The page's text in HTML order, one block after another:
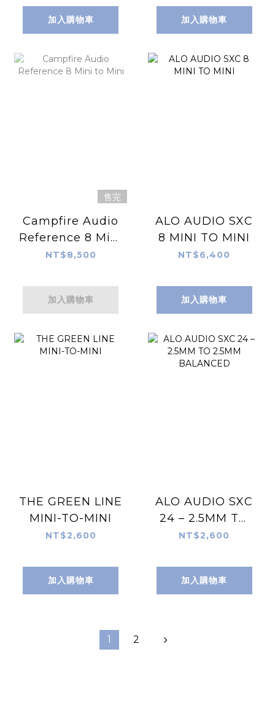
加入購物車 加入購物車
售完
Campfire Audio
Reference 8 Mini
to Mini
NT$8,500
加入購物車
ALO AUDIO SXC
8 MINI TO MINI
NT$6,400
加入購物車
THE GREEN LINE
MINI-TO-MINI
NT$2,600
加入購物車
ALO AUDIO SXC
24 – 2.5MM TO
2.5MM
NT$2,600
加入購物車
1 2